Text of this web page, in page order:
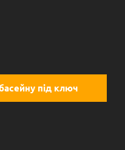
під ключ